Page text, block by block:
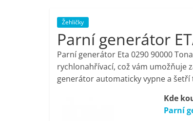
porovnání,
pračky,
televize,
notebooky,
Žehličky
Parní generátor
Parní generátor Eta 0290 90000
rychlonahřívací, což vám umožňuje
generátor automaticky vypne a
Kde
Parní